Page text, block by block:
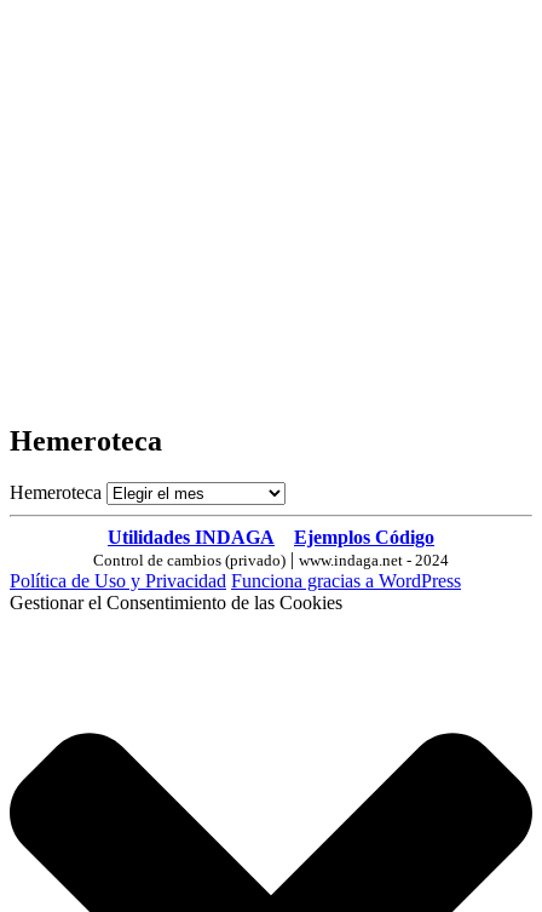
Hemeroteca
Hemeroteca
Utilidades INDAGA Ejemplos Código
Control de cambios (privado) | www.indaga.net - 2024
Política de Uso y Privacidad Funciona gracias a WordPress
Gestionar el Consentimiento de las Cookies